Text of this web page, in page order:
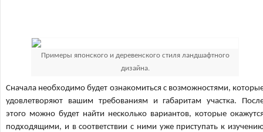
Примеры японского и деревенского стиля ландшафтного
дизайна.
Сначала необходимо будет ознакомиться с возможностями,
удовлетворяют вашим требованиям и габаритам участка.
этого можно будет найти несколько вариантов, которые
подходящими, и в соответствии с ними уже приступать к